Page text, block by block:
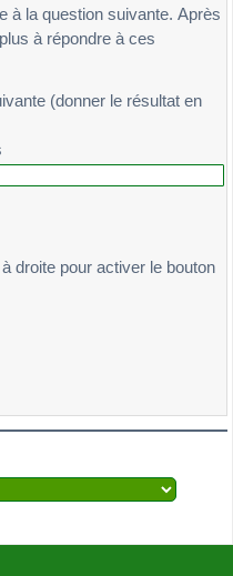
question suivante. Après
à répondre à ces
(donner le résultat en
droite pour activer le bouton